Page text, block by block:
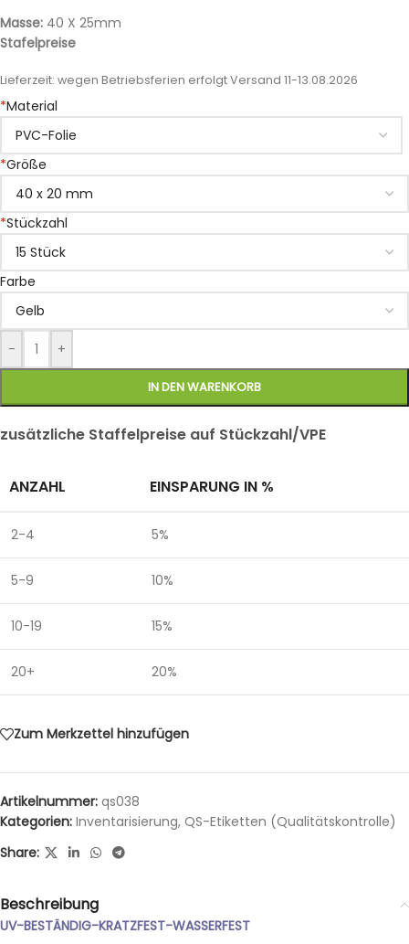
Masse: 40 X 25mm
Stafelpreise
Lieferzeit: wegen Betriebsferien erfolgt Versand 11-13.08.2026
*Material
*Größe
*Stückzahl
Farbe
- +
IN DEN WARENKORB
zusätzliche Staffelpreise auf Stückzahl/VPE
ANZAHL EINSPARUNG IN %
2-4 5%
5-9 10%
10-19 15%
20+ 20%
Zum Merkzettel hinzufügen
Artikelnummer: qs038
Kategorien: Inventarisierung, QS-Etiketten (Qualitätskontrolle)
Share:
Beschreibung
UV-BESTÄNDIG-KRATZFEST-WASSERFEST